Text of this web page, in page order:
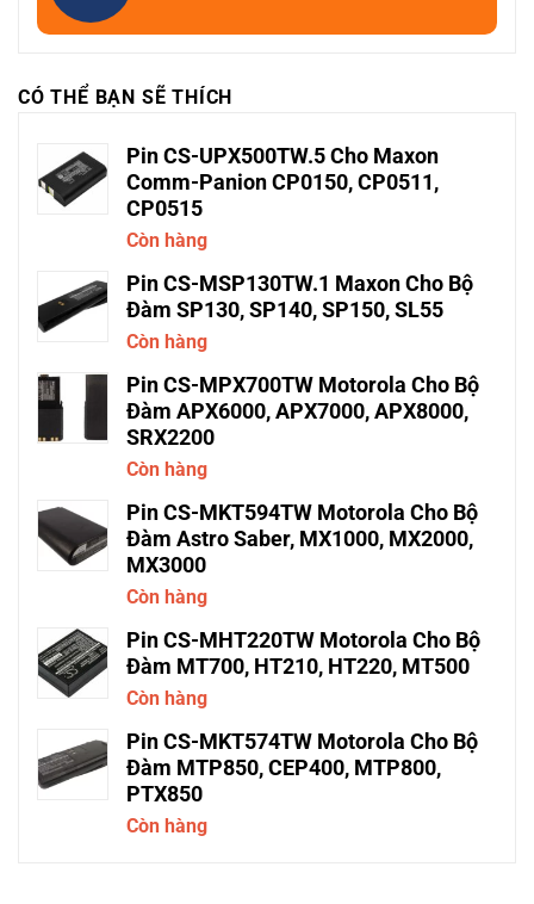
CÓ THỂ BẠN SẼ THÍCH
Pin CS-UPX500TW.5 Cho Maxon
Comm-Panion CP0150, CP0511,
CP0515
Còn hàng
Pin CS-MSP130TW.1 Maxon Cho Bộ
Đàm SP130, SP140, SP150, SL55
Còn hàng
Pin CS-MPX700TW Motorola Cho Bộ
Đàm APX6000, APX7000, APX8000,
SRX2200
Còn hàng
Pin CS-MKT594TW Motorola Cho Bộ
Đàm Astro Saber, MX1000, MX2000,
MX3000
Còn hàng
Pin CS-MHT220TW Motorola Cho Bộ
Đàm MT700, HT210, HT220, MT500
Còn hàng
Pin CS-MKT574TW Motorola Cho Bộ
Đàm MTP850, CEP400, MTP800,
PTX850
Còn hàng